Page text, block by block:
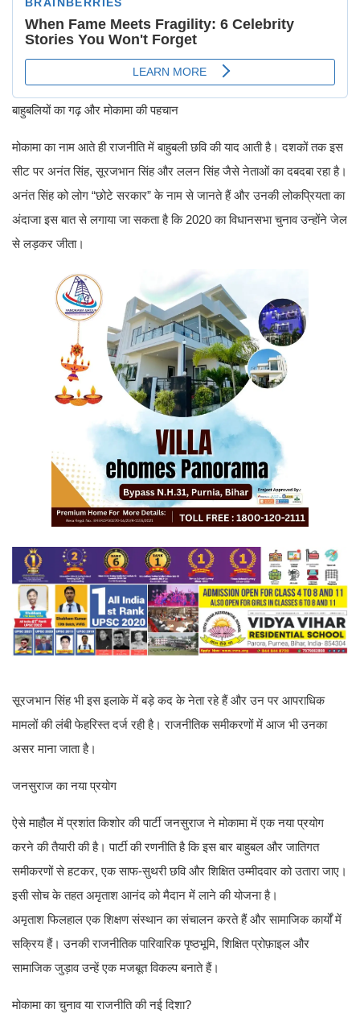
बाहुबलियों का गढ़ और मोकामा की पहचान
मोकामा का नाम आते ही राजनीति में बाहुबली छवि की याद आती है। दशकों तक इस
सीट पर अनंत सिंह, सूरजभान सिंह और ललन सिंह जैसे नेताओं का दबदबा रहा है।
अनंत सिंह को लोग “छोटे सरकार” के नाम से जानते हैं और उनकी लोकप्रियता का
अंदाजा इस बात से लगाया जा सकता है कि 2020 का विधानसभा चुनाव उन्होंने जेल
से लड़कर जीता।
सूरजभान सिंह भी इस इलाके में बड़े कद के नेता रहे हैं और उन पर आपराधिक
मामलों की लंबी फेहरिस्त दर्ज रही है। राजनीतिक समीकरणों में आज भी उनका
असर माना जाता है।
जनसुराज का नया प्रयोग
ऐसे माहौल में प्रशांत किशोर की पार्टी जनसुराज ने मोकामा में एक नया प्रयोग
करने की तैयारी की है। पार्टी की रणनीति है कि इस बार बाहुबल और जातिगत
समीकरणों से हटकर, एक साफ-सुथरी छवि और शिक्षित उम्मीदवार को उतारा जाए।
इसी सोच के तहत अमृताश आनंद को मैदान में लाने की योजना है।
अमृताश फिलहाल एक शिक्षण संस्थान का संचालन करते हैं और सामाजिक कार्यों में
सक्रिय हैं। उनकी राजनीतिक पारिवारिक पृष्ठभूमि, शिक्षित प्रोफ़ाइल और
सामाजिक जुड़ाव उन्हें एक मजबूत विकल्प बनाते हैं।
मोकामा का चुनाव या राजनीति की नई दिशा?